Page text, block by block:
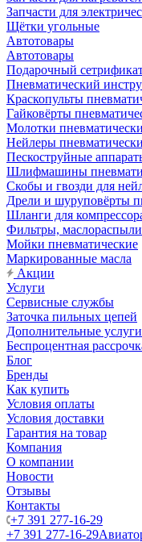
Запчасти для
Щётки угольные
Автотовары
Автотовары
Подарочный
Пневматический
Краскопульты
Гайковёрты
Молотки
Нейлеры
Пескоструйные
Шлифмашины
Скобы и гвозди для
Дрели и шуруповёрты
Шланги для
Фильтры,
Мойки пневматические
Маркированные масла
Акции
Услуги
Сервисные службы
Заточка пильных цепей
Дополнительные услуги
Беспроцентная
Блог
Бренды
Как купить
Условия оплаты
Условия доставки
Гарантия на товар
Компания
О компании
Новости
Отзывы
Контакты
+7 391 277-16-29
+7 391 277-16-29